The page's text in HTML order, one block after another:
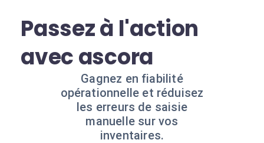
Passez à l'action
avec ascora
Gagnez en fiabilité
opérationnelle et réduisez
les erreurs de saisie
manuelle sur vos
inventaires.